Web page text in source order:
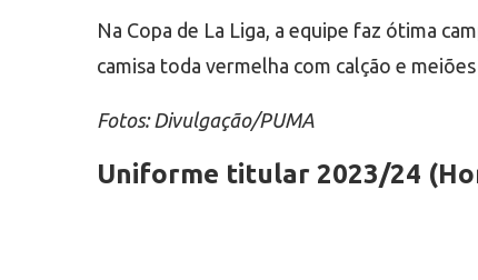
Na Copa de La Liga, a equipe faz ótima
camisa toda vermelha com calção e
Fotos: Divulgação/PUMA
Uniforme titular 2023/24